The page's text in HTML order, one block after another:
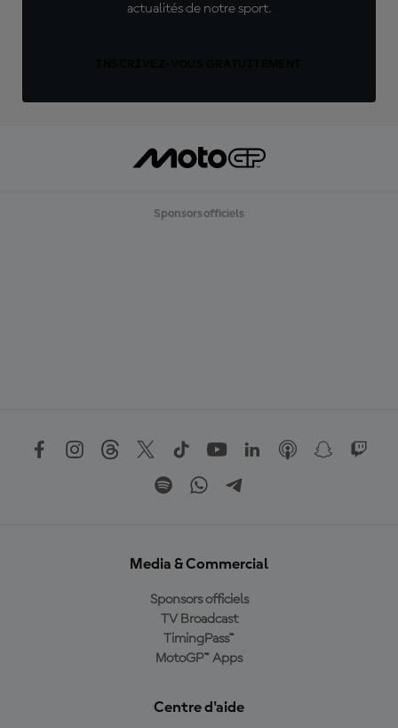
actualités de notre sport.
Sponsors officiels
Media & Commercial
Sponsors officiels
TV Broadcast
TimingPass™
MotoGP™ Apps
Centre d'aide